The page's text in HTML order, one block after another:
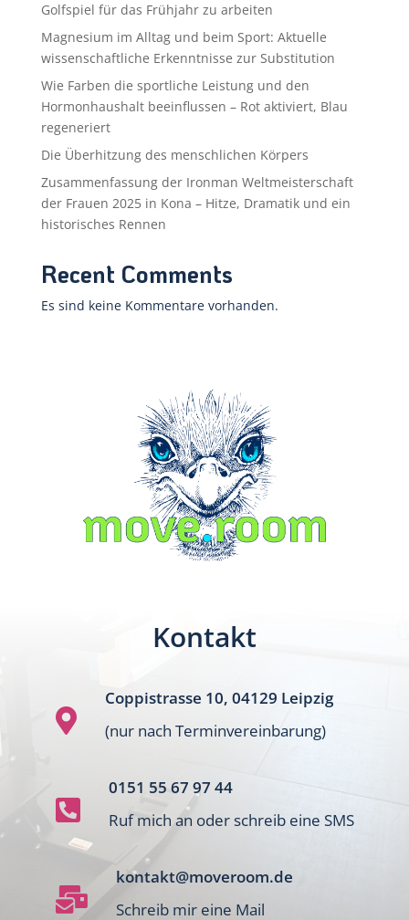
Golfspiel für das Frühjahr zu arbeiten
Magnesium im Alltag und beim Sport: Aktuelle
wissenschaftliche Erkenntnisse zur Substitution
Wie Farben die sportliche Leistung und den
Hormonhaushalt beeinflussen – Rot aktiviert, Blau
regeneriert
Die Überhitzung des menschlichen Körpers
Zusammenfassung der Ironman Weltmeisterschaft
der Frauen 2025 in Kona – Hitze, Dramatik und ein
historisches Rennen
Recent Comments
Es sind keine Kommentare vorhanden.
Kontakt

Coppistrasse 10, 04129 Leipzig
(nur nach Terminvereinbarung)

0151 55 67 97 44
Ruf mich an oder schreib eine SMS

kontakt@moveroom.de
Schreib mir eine Mail